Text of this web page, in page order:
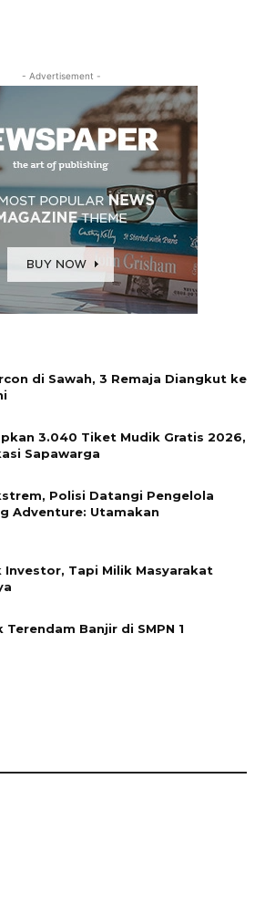
- Advertisement -
di Sawah, 3 Remaja Diangkut ke
3.040 Tiket Mudik Gratis 2026,
Sapawarga
Polisi Datangi Pengelola
Adventure: Utamakan
Investor, Tapi Milik Masyarakat
Terendam Banjir di SMPN 1